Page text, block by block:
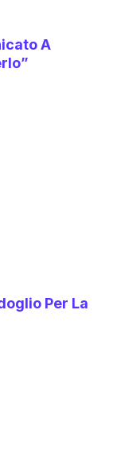
A
Per La